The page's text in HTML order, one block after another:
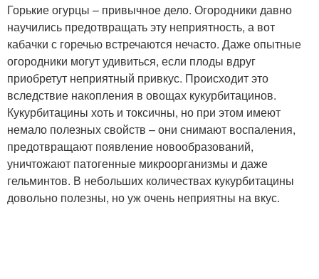
Горькие огурцы – привычное дело. Огородники давно
научились предотвращать эту неприятность, а вот
кабачки с горечью встречаются нечасто. Даже опытные
огородники могут удивиться, если плоды вдруг
приобретут неприятный привкус. Происходит это
вследствие накопления в овощах кукурбитацинов.
Кукурбитацины хоть и токсичны, но при этом имеют
немало полезных свойств – они снимают воспаления,
предотвращают появление новообразований,
уничтожают патогенные микроорганизмы и даже
гельминтов. В небольших количествах кукурбитацины
довольно полезны, но уж очень неприятны на вкус.